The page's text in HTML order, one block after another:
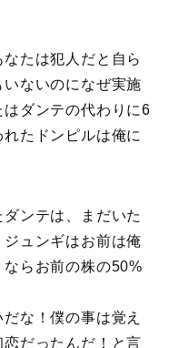
たは犯人だと自ら
ないのになぜ実施
ダンテの代わりに6
たドンピルは俺に
ンテは、まだいた
ュンギはお前は俺
らお前の株の50%
な！僕の事は覚え
だったんだ！と言